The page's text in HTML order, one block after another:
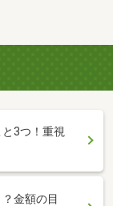
3つ！重視
金額の目